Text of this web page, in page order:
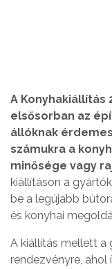
A Konyhakiállítás
elsősorban az
állóknak
számukra a
minősége vagy
kiállításon a
be a legújabb
és konyhai
A kiállítás mellett a
rendezvényre, ahol